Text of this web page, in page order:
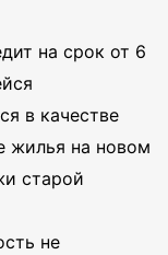
на срок от 6
в качестве
жилья на новом
старой
не